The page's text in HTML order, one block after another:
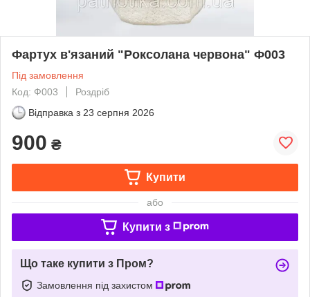
Фартух в'язаний "Роксолана червона" Ф003
Під замовлення
Код: Ф003
Роздріб
Відправка з 23 серпня 2026
900 ₴
Купити
або
Купити з
Що таке купити з Пром?
Замовлення під захистом